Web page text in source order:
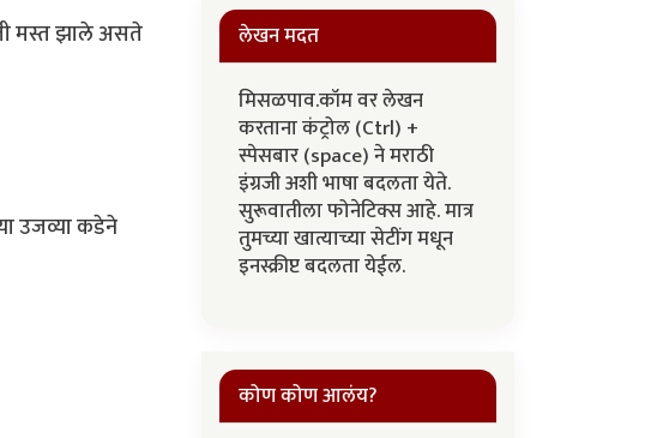
मस्त झाले असते
उजव्या कडेने
लेखन मदत
मिसळपाव.कॉम वर लेखन
करताना कंट्रोल (Ctrl) +
स्पेसबार (space) ने मराठी
इंग्रजी अशी भाषा बदलता येते.
सुरूवातीला फोनेटिक्स आहे. मात्र
तुमच्या खात्याच्या सेटींग मधून
इनस्क्रीप्ट बदलता येईल.
कोण कोण आलंय?